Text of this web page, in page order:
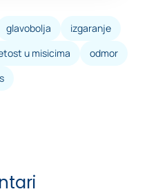
glavobolja
izgaranje
u misicima
odmor